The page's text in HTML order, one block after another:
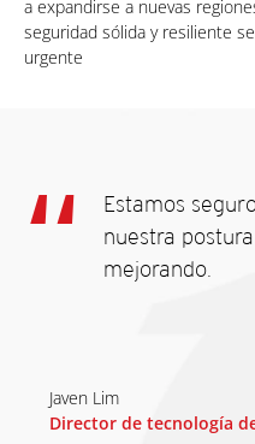
a expandirse a nuevas
seguridad sólida y resiliente
urgente
Estamos
nuestra
mejorando.
Javen Lim
Director de tecnología